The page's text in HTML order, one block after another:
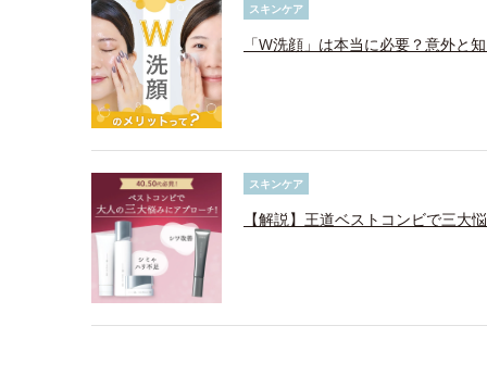
スキンケア
「W洗顔」は本当に必要？意外と
スキンケア
【解説】王道ベストコンビで三大